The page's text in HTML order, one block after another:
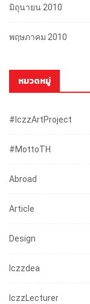
มิถุนายน 2010
พฤษภาคม 2010
หมวดหมู่
#iczzArtProject
#mottoTH
Abroad
Article
Design
Iczzdea
IczzLecturer